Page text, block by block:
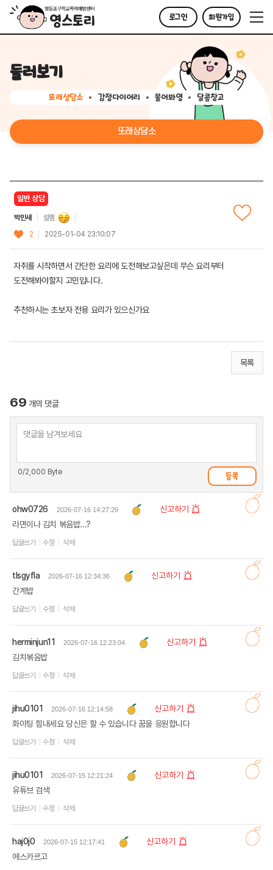
로그인 회원가입
둘러보기
또래상담소 감정다이어리 물어봐영 달콤창고
또래상담소
일반 상담
박민새
설렘
2
2025-01-04 23:10:07
자취를 시작하면서 간단한 요리에 도전해보고싶은데 무슨 요리부터
도전해봐야할지 고민입니다.
추천하시는 초보자 전용 요리가 있으신가요
목록
69 개의 댓글
0/2,000 Byte
ohw0726 2026-07-16 14:27:29
신고하기
라면이나 김치 볶음밥...?
답글쓰기 수정 삭제
tlsgyfla 2026-07-16 12:34:36
신고하기
간계밥
답글쓰기 수정 삭제
herminjun11 2026-07-16 12:23:04
신고하기
김치볶음밥
답글쓰기 수정 삭제
jihu0101 2026-07-16 12:14:58
신고하기
화이팅 힘내세요 당신은 할 수 있습니다 꿈을 응원합니다
답글쓰기 수정 삭제
jihu0101 2026-07-15 12:21:24
신고하기
유튜브 검색
답글쓰기 수정 삭제
haj0j0 2026-07-15 12:17:41
신고하기
에스카르고